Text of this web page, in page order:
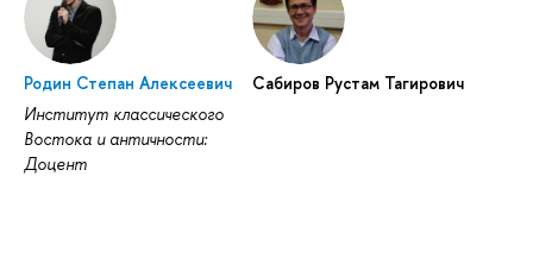
Родин Степан Алексеевич
Институт классического
Востока и античности:
Доцент
Сабиров Рустам Тагирович